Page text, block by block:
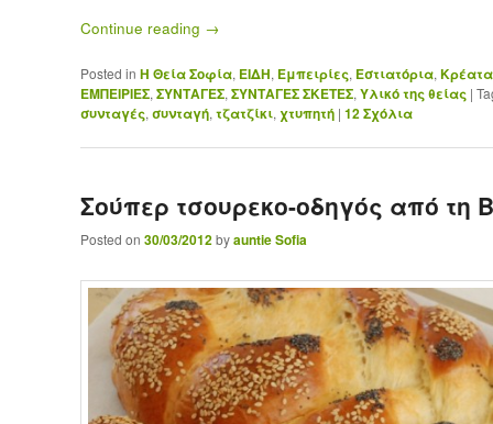
Continue reading →
Posted in H Θεία Σοφία, ΕΙΔΗ, Εμπειρίες, Εστιατόρια,
ΕΜΠΕΙΡΙΕΣ, ΣΥΝΤΑΓΕΣ, ΣΥΝΤΑΓΕΣ ΣΚΕΤΕΣ, Υλικό της θείας |
συνταγές, συνταγή, τζατζίκι, χτυπητή | 12Σχόλια
Σούπερ τσουρεκο-οδηγός από τη
Posted on 30/03/2012byauntie Sofia